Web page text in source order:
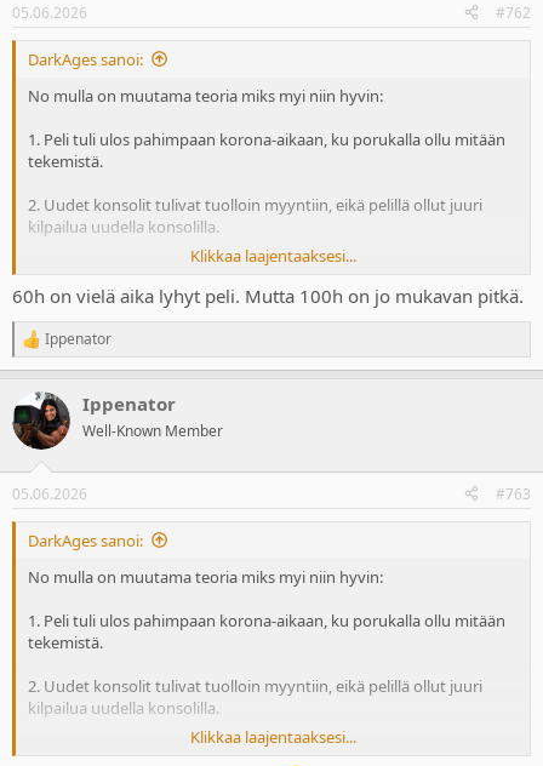
s
:
05.06.2026 #762
DarkAges sanoi:
No mulla on muutama teoria miks myi niin hyvin:
1. Peli tuli ulos pahimpaan korona-aikaan, ku porukalla ollu mitään
tekemistä.
2. Uudet konsolit tulivat tuolloin myyntiin, eikä pelillä ollut juuri
kilpailua uudella konsolilla.
3. Ihmiset tykkäävät viikingeistä paljon.
Mä kans ostin pelin julkkarissa, vaikka en missään vaiheessa
jaksanut pelata loppuun asti.
TODELLA PITKIÄ pelejä. Menee kaikissa varmaan 60h helposti jos
vaan juoksee tarinan läpi. Ku ottaa huomioon et esim. Skyrimin
pääsee jo 30h läpi, vaikka on todella massiivinen, niin ohan edellä
mainitut pelit erittäin pitkiä. Voit toki väittää mustaa valkoiseksi ja
sanoa et "ei se Valhalla oo yhtään pitkä. Pääset sen jo kuukaudessa
läpi ku vähän speedrunnaat, etkä tee mitään ylimääräistä".
Klikkaa laajentaaksesi...
60h on vielä aika lyhyt peli. Mutta 100h on jo mukavan pitkä.
R
e
c
t
i
s
:
Ippenator
Ippenator
Well-Known Member
05.06.2026 #763
DarkAges sanoi:
No mulla on muutama teoria miks myi niin hyvin:
1. Peli tuli ulos pahimpaan korona-aikaan, ku porukalla ollu mitään
tekemistä.
2. Uudet konsolit tulivat tuolloin myyntiin, eikä pelillä ollut juuri
kilpailua uudella konsolilla.
3. Ihmiset tykkäävät viikingeistä paljon.
Klikkaa laajentaaksesi...